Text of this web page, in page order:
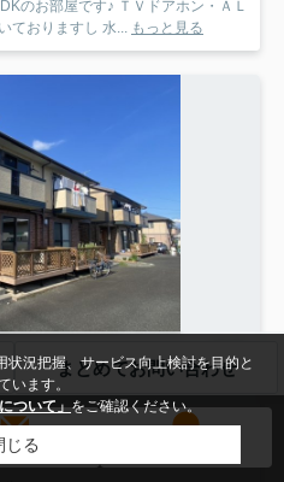
♪ ＴＶドアホン・ＡＬ
ておりますし 水... もっと見る
まとめてお問い合わせ
ルする
況把握、サービス向上検討を目的と
います。
ついて」をご確認ください。
じる